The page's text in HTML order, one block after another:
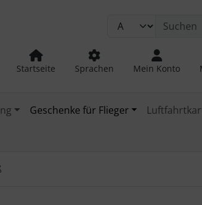
Startseite Sprachen Mein Konto
Geschenke für Flieger